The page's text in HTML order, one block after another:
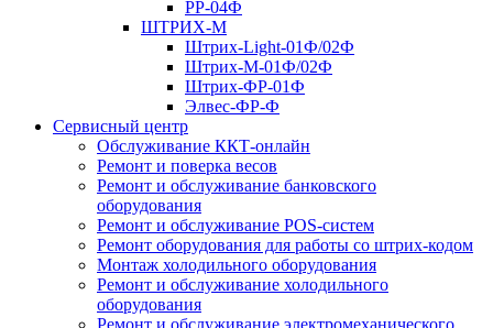
РР-04Ф
ШТРИХ-М
Штрих-Light-01Ф/02Ф
Штрих-М-01Ф/02Ф
Штрих-ФР-01Ф
Элвес-ФР-Ф
Сервисный центр
Обслуживание ККТ-онлайн
Ремонт и поверка весов
Ремонт и обслуживание банковского
оборудования
Ремонт и обслуживание POS-систем
Ремонт оборудования для работы со штрих-кодом
Монтаж холодильного оборудования
Ремонт и обслуживание холодильного
оборудования
Ремонт и обслуживание электромеханического